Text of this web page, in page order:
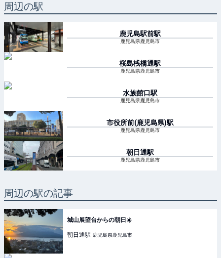
周辺の駅
鹿児島駅前駅
鹿児島県鹿児島市
桜島桟橋通駅
鹿児島県鹿児島市
水族館口駅
鹿児島県鹿児島市
市役所前(鹿児島県)駅
鹿児島県鹿児島市
朝日通駅
鹿児島県鹿児島市
周辺の駅の記事
城山展望台からの朝日☀️
朝日通駅 鹿児島県鹿児島市